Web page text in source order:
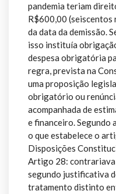
pandemia teriam
R$600,00 (seiscentos
da data da demissão.
isso instituía
despesa obrigatória
regra, prevista na
uma proposição
obrigatório ou
acompanhada de
e financeiro. Segundo
o que estabelece o
Disposições
Artigo 28: contrariava
segundo justificativa
tratamento distinto